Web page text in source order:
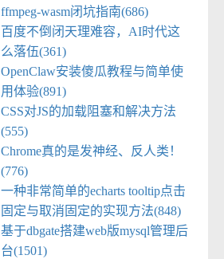
ffmpeg-wasm闭坑指南(686)
百度不倒闭天理难容，AI时代这
么落伍(361)
OpenClaw安装傻瓜教程与简单使
用体验(891)
CSS对JS的加载阻塞和解决方法
(555)
Chrome真的是发神经、反人类！
(776)
一种非常简单的echarts tooltip点击
固定与取消固定的实现方法(848)
基于dbgate搭建web版mysql管理后
台(1501)